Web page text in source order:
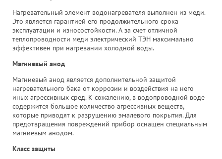
Нагревательный элемент водонагревателя выполнен из меди.
Это является гарантией его продолжительного срока
эксплуатации и износостойкости. А за счет отличной
теплопроводности меди электрический ТЭН максимально
эффективен при нагревании холодной воды.
Магниевый анод
Магниевый анод является дополнительной защитой
нагревательного бака от коррозии и воздействия на него
иных агрессивных сред. К сожалению, в водопроводной воде
содержится большое количество агрессивных веществ,
которые приводят к разрушению эмалевого покрытия. Для
предотвращения повреждений прибор оснащен специальным
магниевым анодом.
Класс защиты